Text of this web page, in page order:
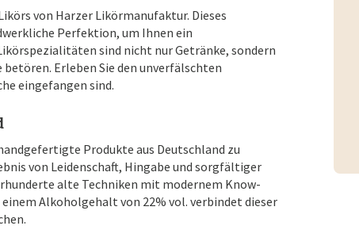
von Harzer Likörmanufaktur. Dieses
Perfektion, um Ihnen ein
sind nicht nur Getränke, sondern
betören. Erleben Sie den unverfälschten
eingefangen sind.
Produkte aus Deutschland zu
von Leidenschaft, Hingabe und sorgfältiger
alte Techniken mit modernem Know-
Alkoholgehalt von 22% vol. verbindet dieser